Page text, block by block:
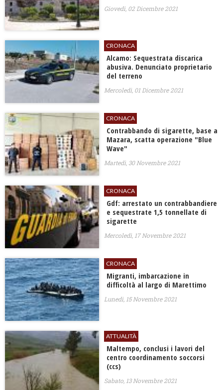
Giovedì, 02 Dicembre 2021
CRONACA
Alcamo: Sequestrata discarica
abusiva. Denunciato proprietario
del terreno
Mercoledì, 01 Dicembre 2021
CRONACA
Contrabbando di sigarette, base a
Mazara, scatta operazione "Blue
Wave"
Martedì, 30 Novembre 2021
CRONACA
Gdf: arrestato un contrabbandiere
e sequestrate 1,5 tonnellate di
sigarette
Mercoledì, 17 Novembre 2021
CRONACA
Migranti, imbarcazione in
difficoltà al largo di Marettimo
Lunedì, 15 Novembre 2021
ATTUALITÀ
Maltempo, conclusi i lavori del
centro coordinamento soccorsi
(ccs)
Sabato, 13 Novembre 2021